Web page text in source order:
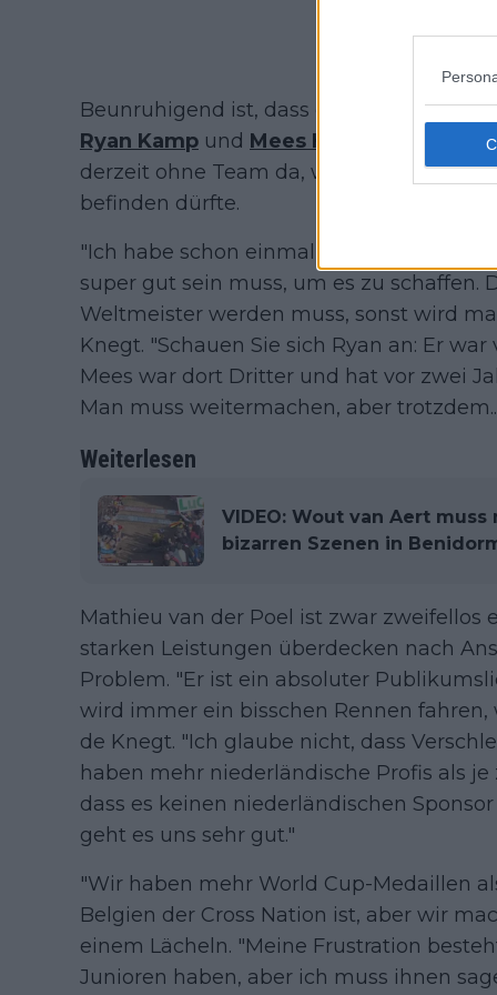
Beunruhigend ist, dass einige der
Ryan Kamp und Mees Hendrikx
ihre
derzeit ohne Team da, während sich
befinden dürfte.
"Ich habe schon einmal gesagt, dass
super gut sein muss, um es zu schaffen.
Weltmeister werden muss, sonst wird
Knegt. "Schauen Sie sich Ryan an: Er
Mees war dort Dritter und hat vor zwei
Man muss weitermachen, aber
Weiterlesen
VIDEO: Wout van Aert
bizarren Szenen in
Mathieu van der Poel ist zwar zweifellos
starken Leistungen überdecken nach
Problem. "Er ist ein absoluter
wird immer ein bisschen Rennen
de Knegt. "Ich glaube nicht, dass
haben mehr niederländische Profis als
dass es keinen niederländischen
geht es uns sehr gut."
"Wir haben mehr World Cup-Medaillen
Belgien der Cross Nation ist, aber wir
einem Lächeln. "Meine Frustration
Junioren haben, aber ich muss ihnen